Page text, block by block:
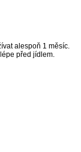
alespoň 1 měsíc.
před jídlem.